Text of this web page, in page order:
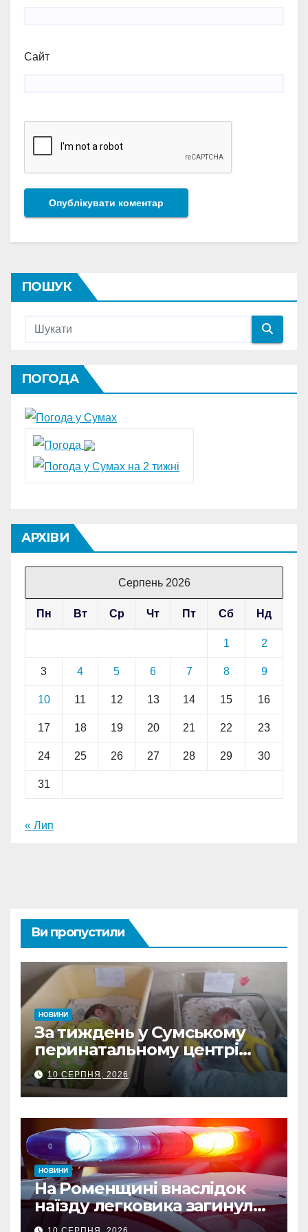
Сайт
ПОШУК
ПОГОДА
АРХІВИ
Серпень 2026
Пн Вт Ср Чт Пт Сб Нд
1 2
3 4 5 6 7 8 9
10 11 12 13 14 15 16
17 18 19 20 21 22 23
24 25 26 27 28 29 30
31
« Лип
Ви пропустили
НОВИНИ
За тиждень у Сумському
перинатальному центрі
Пресвятої Діви Марії
народилося 15 дітей
10 СЕРПНЯ, 2026
НОВИНИ
На Роменщині внаслідок
наїзду легковика загинула
літня жінка: водія